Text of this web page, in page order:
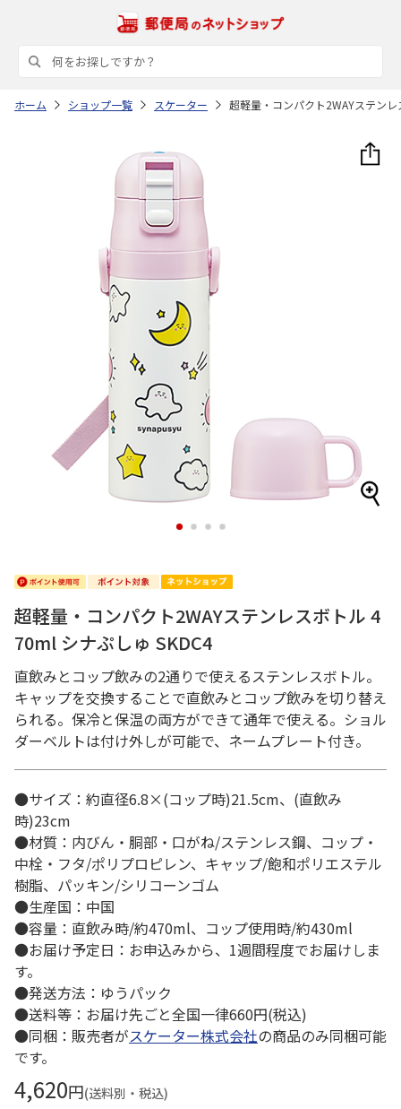
ホーム ショップ一覧 スケーター 超軽量・コンパクト2WAYステン
1 2 3 4
超軽量・コンパクト2WAYステンレスボトル 4
70ml シナぷしゅ SKDC4
直飲みとコップ飲みの2通りで使えるステンレスボトル。
キャップを交換することで直飲みとコップ飲みを切り替え
られる。保冷と保温の両方ができて通年で使える。ショル
ダーベルトは付け外しが可能で、ネームプレート付き。
●サイズ：約直径6.8×(コップ時)21.5cm、(直飲み
時)23cm
●材質：内びん・胴部・口がね/ステンレス鋼、コップ・
中栓・フタ/ポリプロピレン、キャップ/飽和ポリエステル
樹脂、パッキン/シリコーンゴム
●生産国：中国
●容量：直飲み時/約470ml、コップ使用時/約430ml
●お届け予定日：お申込みから、1週間程度でお届けしま
す。
●発送方法：ゆうパック
●送料等：お届け先ごと全国一律660円(税込)
●同梱：販売者がスケーター株式会社の商品のみ同梱可能
です。
4,620円(送料別・税込)